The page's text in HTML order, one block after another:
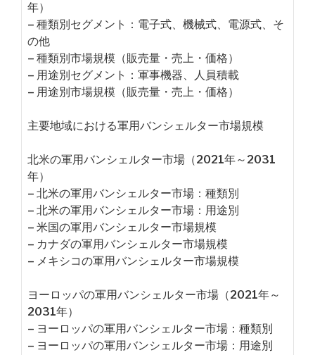
年）
– 種類別セグメント：電子式、機械式、電源式、そ
の他
– 種類別市場規模（販売量・売上・価格）
– 用途別セグメント：軍事機器、人員積載
– 用途別市場規模（販売量・売上・価格）
主要地域における軍用バンシェルター市場規模
北米の軍用バンシェルター市場（2021年～2031
年）
– 北米の軍用バンシェルター市場：種類別
– 北米の軍用バンシェルター市場：用途別
– 米国の軍用バンシェルター市場規模
– カナダの軍用バンシェルター市場規模
– メキシコの軍用バンシェルター市場規模
ヨーロッパの軍用バンシェルター市場（2021年～
2031年）
– ヨーロッパの軍用バンシェルター市場：種類別
– ヨーロッパの軍用バンシェルター市場：用途別